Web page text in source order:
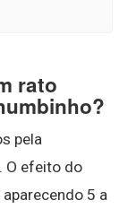
rato
pela
O efeito do
5 a